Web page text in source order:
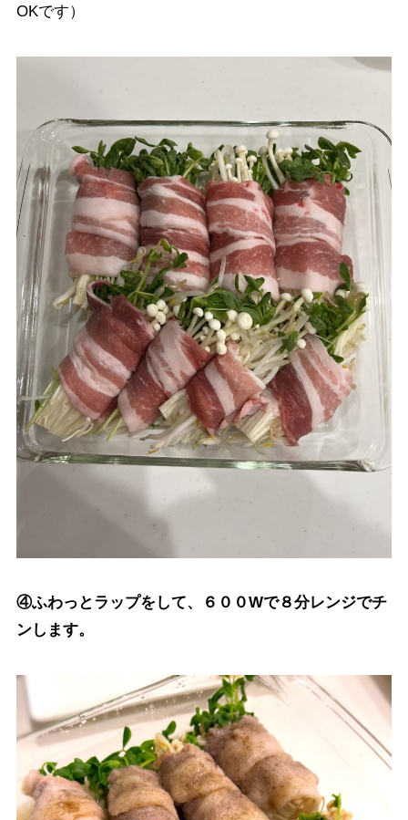
OKです）
④ふわっとラップをして、６００Wで８分レンジでチ
ンします。